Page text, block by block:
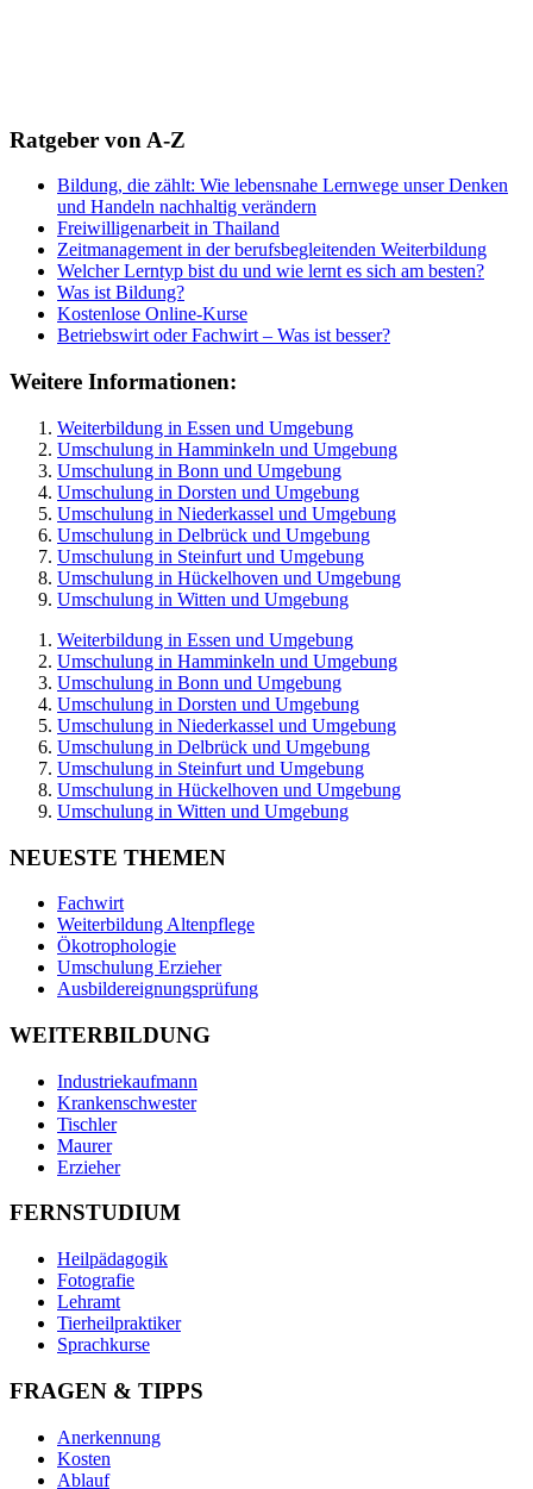
Ratgeber von A-Z
Bildung, die zählt: Wie lebensnahe Lernwege unser Denken
und Handeln nachhaltig verändern
Freiwilligenarbeit in Thailand
Zeitmanagement in der berufsbegleitenden Weiterbildung
Welcher Lerntyp bist du und wie lernt es sich am besten?
Was ist Bildung?
Kostenlose Online-Kurse
Betriebswirt oder Fachwirt – Was ist besser?
Weitere Informationen:
Weiterbildung in Essen und Umgebung
Umschulung in Hamminkeln und Umgebung
Umschulung in Bonn und Umgebung
Umschulung in Dorsten und Umgebung
Umschulung in Niederkassel und Umgebung
Umschulung in Delbrück und Umgebung
Umschulung in Steinfurt und Umgebung
Umschulung in Hückelhoven und Umgebung
Umschulung in Witten und Umgebung
Weiterbildung in Essen und Umgebung
Umschulung in Hamminkeln und Umgebung
Umschulung in Bonn und Umgebung
Umschulung in Dorsten und Umgebung
Umschulung in Niederkassel und Umgebung
Umschulung in Delbrück und Umgebung
Umschulung in Steinfurt und Umgebung
Umschulung in Hückelhoven und Umgebung
Umschulung in Witten und Umgebung
NEUESTE THEMEN
Fachwirt
Weiterbildung Altenpflege
Ökotrophologie
Umschulung Erzieher
Ausbildereignungsprüfung
WEITERBILDUNG
Industriekaufmann
Krankenschwester
Tischler
Maurer
Erzieher
FERNSTUDIUM
Heilpädagogik
Fotografie
Lehramt
Tierheilpraktiker
Sprachkurse
FRAGEN & TIPPS
Anerkennung
Kosten
Ablauf